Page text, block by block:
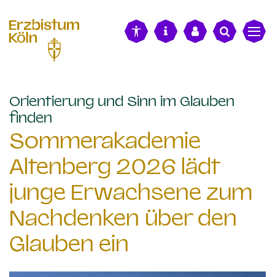
Orientierung und Sinn im Glauben
finden
Sommerakademie
Altenberg 2026 lädt
junge Erwachsene zum
Nachdenken über den
Glauben ein